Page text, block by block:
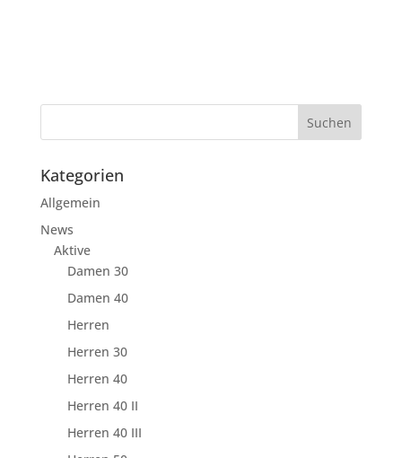
Kategorien
Allgemein
News
Aktive
Damen 30
Damen 40
Herren
Herren 30
Herren 40
Herren 40 II
Herren 40 III